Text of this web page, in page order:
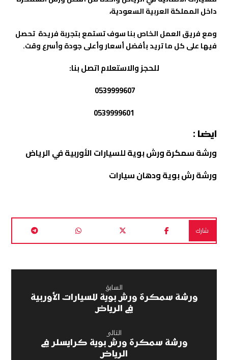
داخل المملكة العربية السعودية،
ومع فريق العمل الخاص بنا سوف تستمع بتجربة فريدة تحصل
فيها على كل ما تريد بأفضل أسعار وأعلى جودة وأسرع وقت.
للحجز والاستعلام اتصل بنا:
0539999607
0539999601
ايضا :
ورشة سمكرة ورش بوية للسيارات الأوربية في الرياض
ورشة رش بوية ودهان سيارات
السابق
ورشة سمكرة ورش بوية للسيارات الأوربية
في الرياض
التالى
ورشة سمكرة ورش بوية كرايسلر في
الرياض